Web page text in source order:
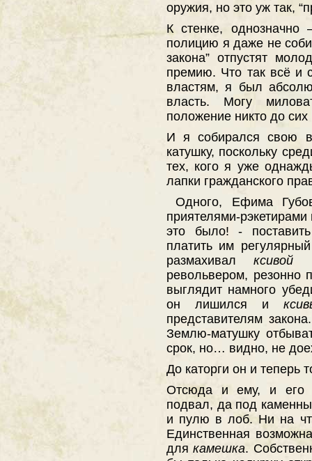
оружия, но это уж так,
К стенке,
полицию я даже не
закона” отпустят
премию. Что так всё и
властям, я был
власть. Могу
положение никто до
И я собирался свою
катушку, поскольку
тех, кого я уже
лапки гражданского
Одного, Ефима
приятелями-
это было! -
платить им
размахивалксивой
револьвером, резонно
выглядит намного
он лишился и
представителям
Землю-матушку
срок, но… видно, не
До каторги он и теперь
Отсюда и ему, и его
подвал, да под
и пулю в лоб. Ни на
Единственная
длякамешка.